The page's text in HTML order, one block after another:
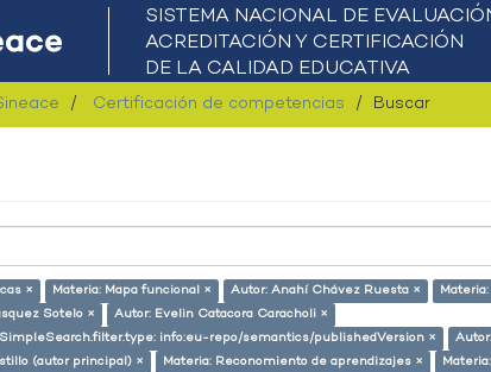
Certificación de competencias Buscar
× Materia: Mapa funcional × Autor: Anahí Chávez Ruesta ×
Sotelo ×
Autor: Evelin Catacora Caracholi ×
info:eu-repo/semantics/publishedVersion ×
(autor principal) ×
Materia: Reconomiento de aprendizajes ×